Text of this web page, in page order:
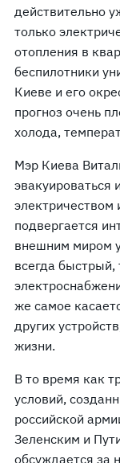
действительно
только
отопления в
беспилотники
Киеве и его
прогноз очень
холода,
Мэр Киева
эвакуироваться
подвергается
внешним миром
всегда быстрый,
же самое
других
жизни.
В то время как
условий,
российской
Зеленским и
обсуждается за